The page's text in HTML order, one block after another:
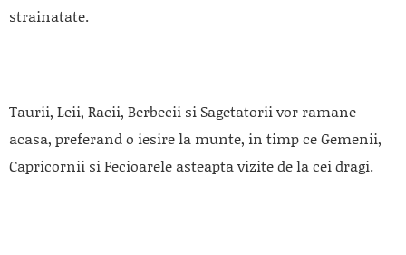
strainatate.
Taurii, Leii, Racii, Berbecii si Sagetatorii vor ramane
acasa, preferand o iesire la munte, in timp ce Gemenii,
Capricornii si Fecioarele asteapta vizite de la cei dragi.